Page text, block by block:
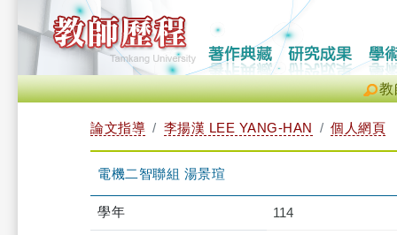
教
論文指導 李揚漢 LEE YANG-HAN 個人網頁
電機二智聯組 湯景瑄
學年 114